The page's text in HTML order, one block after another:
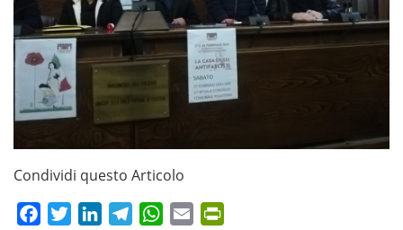
Condividi questo Articolo
FacebookTwitterLinkedInTelegramWhatsApp
Email